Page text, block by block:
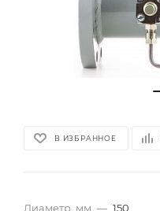
В ИЗБРАННОЕ
Диаметр, мм — 150